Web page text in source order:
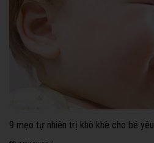
9 mẹo tự nhiên trị khò khè cho bé yêu